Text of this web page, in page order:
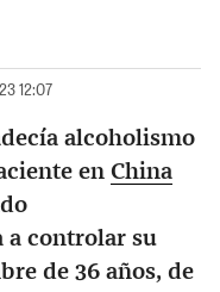
12:07
alcoholismo
en China
a controlar su
de 36 años, de